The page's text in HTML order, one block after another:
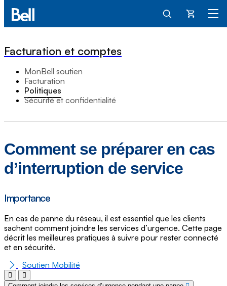
Panier
Facturation et comptes
MonBell soutien
Facturation
Politiques
Sécurité et confidentialité
Comment se préparer en cas
d’interruption de service
Importance
En cas de panne du réseau, il est essentiel que les clients
sachent comment joindre les services d’urgence. Cette page
décrit les meilleures pratiques à suivre pour rester connecté
et en sécurité.
Soutien Mobilité